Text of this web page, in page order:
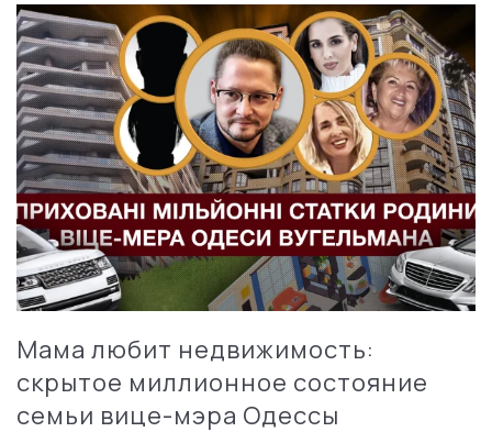
Мама любит недвижимость:
скрытое миллионное состояние
семьи вице-мэра Одессы